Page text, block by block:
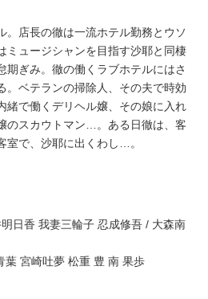
。店長の徹は一流ホテル勤務とウソ
ミュージシャンを目指す沙耶と同棲
期ぎみ。徹の働くラブホテルにはさ
。ベテランの掃除人、その夫で時効
緒で働くデリヘル嬢、その娘に入れ
のスカウトマン…。ある日徹は、客
室で、沙耶に出くわし…。
日香 我妻三輪子 忍成修吾 / 大森南
葉 宮崎吐夢 松重 豊 南 果歩